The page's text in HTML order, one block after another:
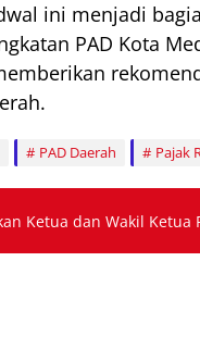
ini menjadi
PAD Kota
PAD Daerah Pajak
Ketua dan Wakil